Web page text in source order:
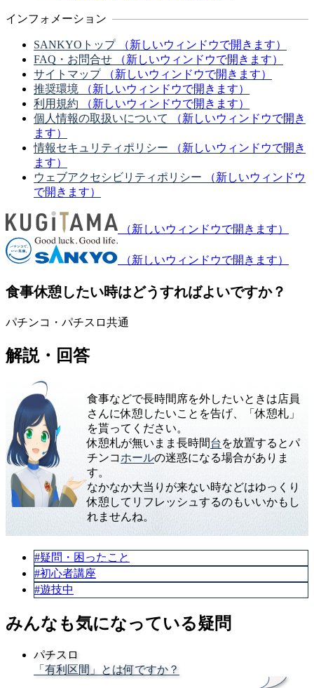
インフォメーション
SANKYOトップ
（新しいウィンドウで開きます）
FAQ・お問合せ
（新しいウィンドウで開きます）
サイトマップ
（新しいウィンドウで開きます）
推奨環境
（新しいウィンドウで開きます）
利用規約
（新しいウィンドウで開きます）
個人情報の取扱いについて
（新しいウィンドウで開き
ます）
情報セキュリティポリシー
（新しいウィンドウで開き
ます）
ウェブアクセシビリティポリシー
（新しいウィンドウ
で開きます）
（新しいウィンドウで開きます）
（新しいウィンドウで開きます）
食事休憩したい時はどうすればよいですか？
パチンコ・パチスロ共通
解説・回答
食事などで長時間席を外したいときは店員
さんに休憩したいことを告げ、「休憩札」
を貰ってください。
休憩札が無いまま長時間台 を放置するとパ
チンコ ホールの迷惑になる場合がありま
す。
なかなか大当りが来ない時などはゆっくり
休憩してリフレッシュするのもいいかもし
れませんね。
#疑問・困ったこと
#初心者講座
#遊技中
みんなも気になっている疑問
パチスロ
「有利区間」とは何ですか？